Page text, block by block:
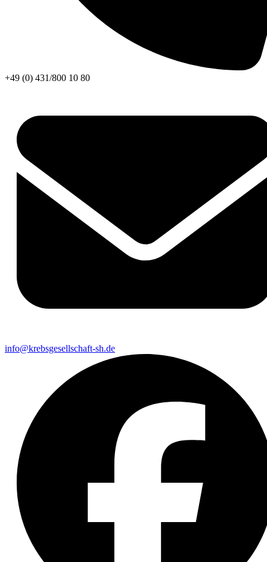
+49 (0) 431/800 10 80
info@krebsgesellschaft-sh.de